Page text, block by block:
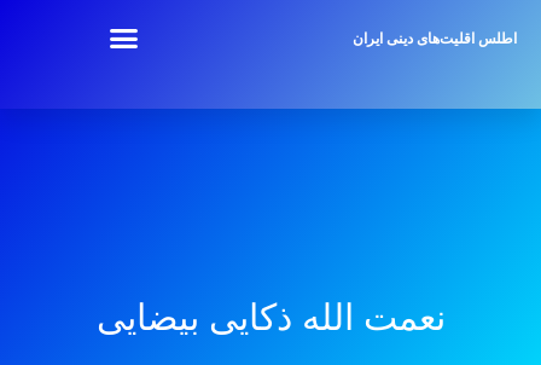
اطلس اقلیت‌های دینی ایران
نعمت الله ذکایی بیضایی